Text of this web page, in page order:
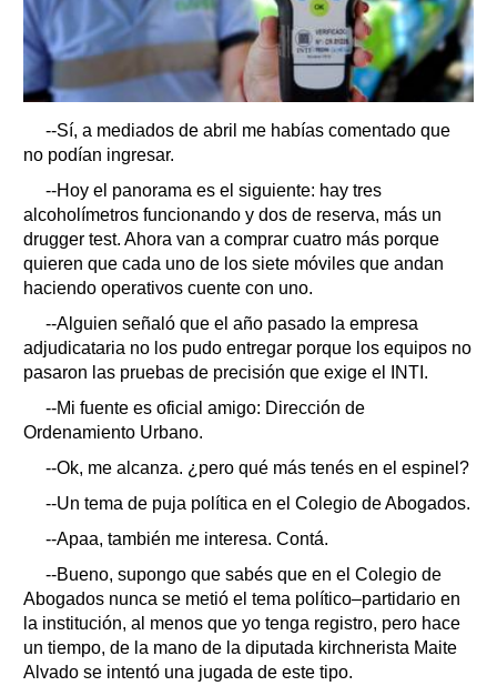
--Sí, a mediados de abril me habías comentado que
no podían ingresar.
--Hoy el panorama es el siguiente: hay tres
alcoholímetros funcionando y dos de reserva, más un
drugger test. Ahora van a comprar cuatro más porque
quieren que cada uno de los siete móviles que andan
haciendo operativos cuente con uno.
--Alguien señaló que el año pasado la empresa
adjudicataria no los pudo entregar porque los equipos no
pasaron las pruebas de precisión que exige el INTI.
--Mi fuente es oficial amigo: Dirección de
Ordenamiento Urbano.
--Ok, me alcanza. ¿pero qué más tenés en el espinel?
--Un tema de puja política en el Colegio de Abogados.
--Apaa, también me interesa. Contá.
--Bueno, supongo que sabés que en el Colegio de
Abogados nunca se metió el tema político–partidario en
la institución, al menos que yo tenga registro, pero hace
un tiempo, de la mano de la diputada kirchnerista Maite
Alvado se intentó una jugada de este tipo.